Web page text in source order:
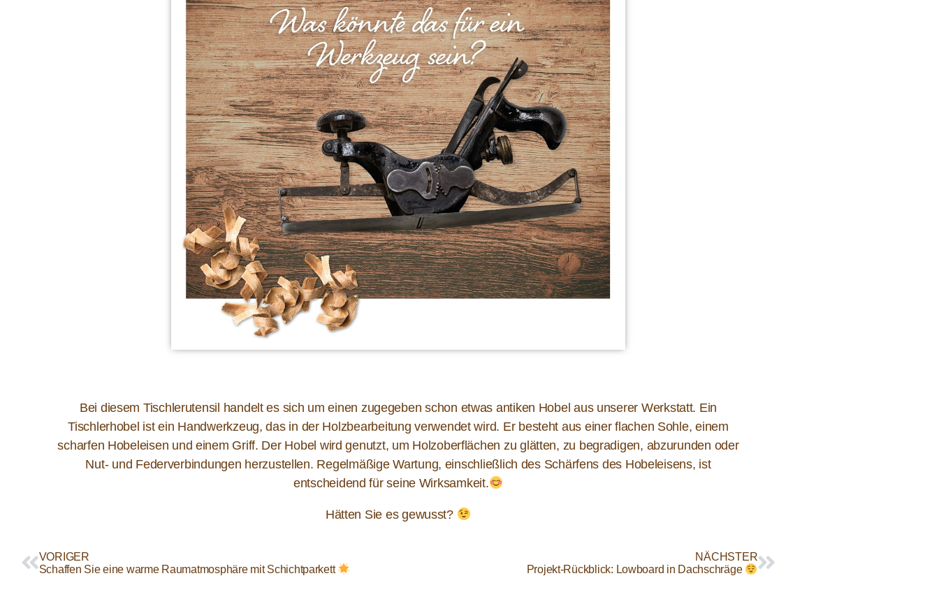
Bei diesem Tischlerutensil handelt es sich um einen zugegeben schon etwas antiken Hobel aus unserer Werkstatt. Ein
Tischlerhobel ist ein Handwerkzeug, das in der Holzbearbeitung verwendet wird. Er besteht aus einer flachen Sohle, einem
scharfen Hobeleisen und einem Griff. Der Hobel wird genutzt, um Holzoberflächen zu glätten, zu begradigen, abzurunden oder
Nut- und Federverbindungen herzustellen. Regelmäßige Wartung, einschließlich des Schärfens des Hobeleisens, ist
entscheidend für seine Wirksamkeit.
Hätten Sie es gewusst?
VORIGER
Schaffen Sie eine warme Raumatmosphäre mit Schichtparkett
NÄCHSTER
Projekt-Rückblick: Lowboard in Dachschräge